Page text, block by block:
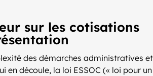
sur les cotisations
des démarches administratives et
en découle, la loi ESSOC (« loi pour un